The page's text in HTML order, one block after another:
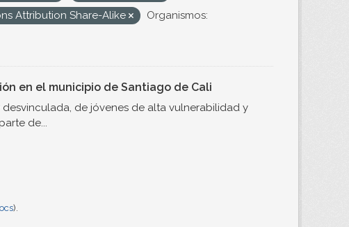
Attribution Share-Alike
Organismos:
en el municipio de Santiago de Cali
de jóvenes de alta vulnerabilidad y
de...
).